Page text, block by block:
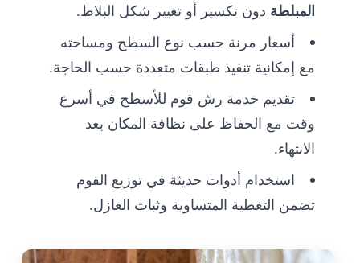
المبلطة دون تكسير أو تغيير شكل البلاط.
أسعار مرنة حسب نوع السطح ومساحته
مع إمكانية تنفيذ طبقات متعددة حسب الحاجة.
تقديم خدمة رش فوم للأسطح في أسرع
وقت مع الحفاظ على نظافة المكان بعد
الانتهاء.
استخدام أدوات حديثة في توزيع الفوم
تضمن التغطية المتساوية وثبات العازل.